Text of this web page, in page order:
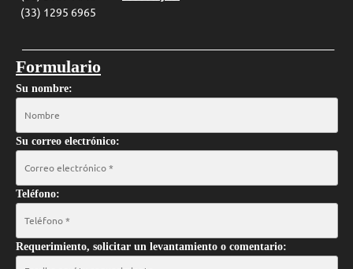
(33) 1295 6965
Formulario
Su nombre:
Su correo electrónico:
Teléfono:
Requerimiento, solicitar un levantamiento o comentario: